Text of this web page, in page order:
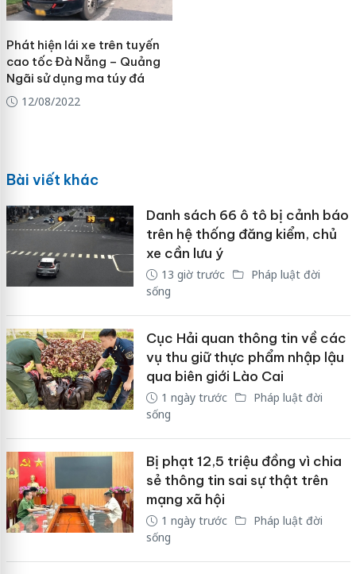
Phát hiện lái xe trên tuyến
cao tốc Đà Nẵng – Quảng
Ngãi sử dụng ma túy đá
12/08/2022
Bài viết khác
Danh sách 66 ô tô bị cảnh báo
trên hệ thống đăng kiểm, chủ
xe cần lưu ý
13 giờ trước
Pháp luật đời
sống
Cục Hải quan thông tin về các
vụ thu giữ thực phẩm nhập lậu
qua biên giới Lào Cai
1 ngày trước
Pháp luật đời
sống
Bị phạt 12,5 triệu đồng vì chia
sẻ thông tin sai sự thật trên
mạng xã hội
1 ngày trước
Pháp luật đời
sống